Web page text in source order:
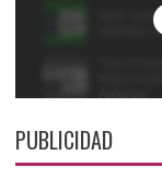
PUBLICIDAD